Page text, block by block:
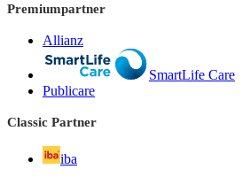
Premiumpartner
Allianz
SmartLife Care
Publicare
Classic Partner
iba